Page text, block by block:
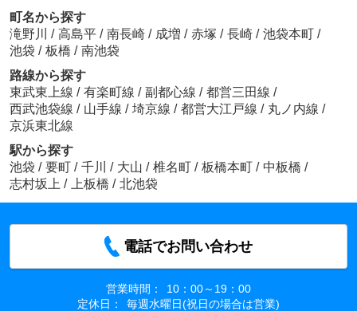
町名から探す
滝野川 / 高島平 / 南長崎 / 成増 / 赤塚 / 長崎 / 池袋本町 /
池袋 / 板橋 / 南池袋
路線から探す
東武東上線 / 有楽町線 / 副都心線 / 都営三田線 /
西武池袋線 / 山手線 / 埼京線 / 都営大江戸線 / 丸ノ内線 /
京浜東北線
駅から探す
池袋 / 要町 / 千川 / 大山 / 椎名町 / 板橋本町 / 中板橋 /
志村坂上 / 上板橋 / 北池袋
電話でお問い合わせ
営業時間：
10：00～19：00
定休日：
毎週水曜日(祝日の場合は営業)